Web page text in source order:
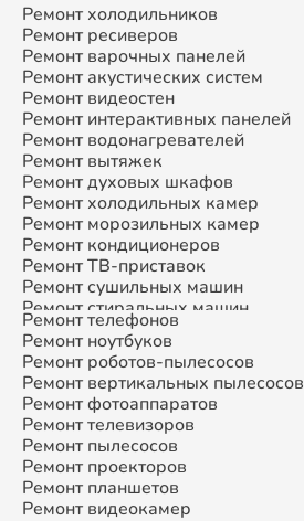
Ремонт холодильников
Ремонт ресиверов
Ремонт варочных панелей
Ремонт акустических систем
Ремонт видеостен
Ремонт интерактивных панелей
Ремонт водонагревателей
Ремонт вытяжек
Ремонт духовых шкафов
Ремонт холодильных камер
Ремонт морозильных камер
Ремонт кондиционеров
Ремонт ТВ-приставок
Ремонт сушильных машин
Ремонт стиральных машин
Ремонт микроволновых печей
Ремонт смарт-часов
Ремонт атс
Ремонт сплит-систем
Ремонт телефонов
Ремонт ноутбуков
Ремонт роботов-пылесосов
Ремонт вертикальных пылесосов
Ремонт фотоаппаратов
Ремонт телевизоров
Ремонт пылесосов
Ремонт проекторов
Ремонт планшетов
Ремонт видеокамер